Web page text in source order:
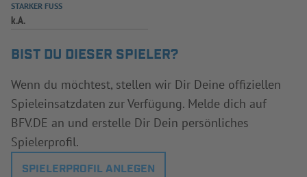
STARKER FUSS
k.A.
BIST DU DIESER SPIELER?
Wenn du möchtest, stellen wir Dir Deine offiziellen
Spieleinsatzdaten zur Verfügung. Melde dich auf
BFV.DE an und erstelle Dir Dein persönliches
Spielerprofil.
SPIELERPROFIL ANLEGEN